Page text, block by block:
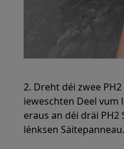
2. Dreht déi zwee
ieweschten Deel vum
eraus an déi dräi PH2
lénksen Säitepanneau.